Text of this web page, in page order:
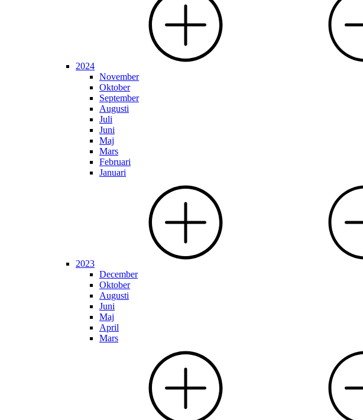
2024
November
Oktober
September
Augusti
Juli
Juni
Maj
Mars
Februari
Januari
2023
December
Oktober
Augusti
Juni
Maj
April
Mars